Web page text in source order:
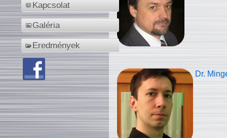
Kapcsolat
Galéria
Eredmények
Dr.